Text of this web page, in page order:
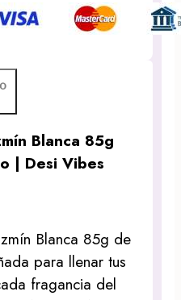
Blanca 85g
| Desi Vibes
Blanca 85g de
para llenar tus
fragancia del